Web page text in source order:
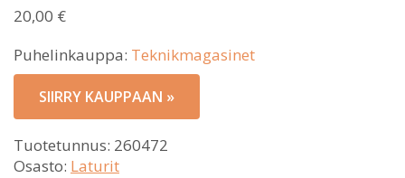
20,00 €
Puhelinkauppa: Teknikmagasinet
SIIRRY KAUPPAAN »
Tuotetunnus: 260472
Osasto: Laturit